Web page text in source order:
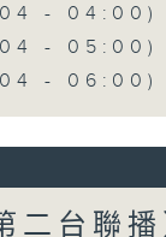
- 04:00)
- 05:00)
- 06:00)
二台聯